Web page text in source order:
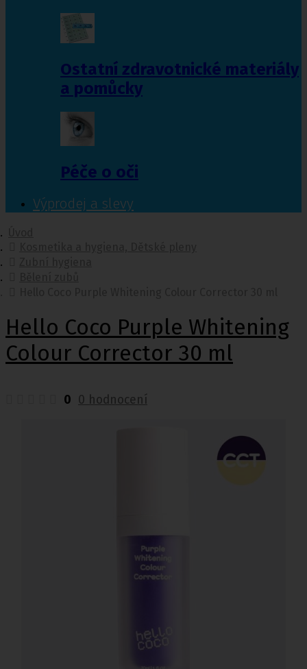
Ostatní zdravotnické materiály
a pomůcky
Péče o oči
Výprodej a slevy
Hello Coco Purple Whitening
Colour Corrector 30 ml
0 0 hodnocení